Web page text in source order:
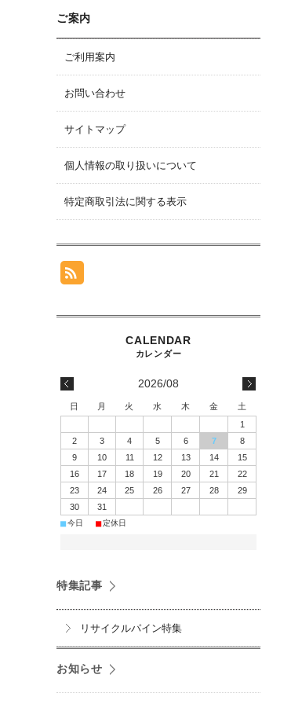
ご案内
ご利用案内
お問い合わせ
サイトマップ
個人情報の取り扱いについて
特定商取引法に関する表示
2026/08
日 月 火 水 木 金
土
1
2
3 4 5 6 7
8
9
10 11 12 13 14
15
16
17 18 19 20 21
22
23
24 25 26 27 28
29
30
31
■今日 ■定休日
特集記事
リサイクルパイン特集
お知らせ